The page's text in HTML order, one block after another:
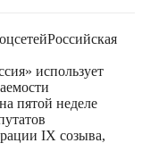
Российская
использует
пятой неделе
IX созыва,